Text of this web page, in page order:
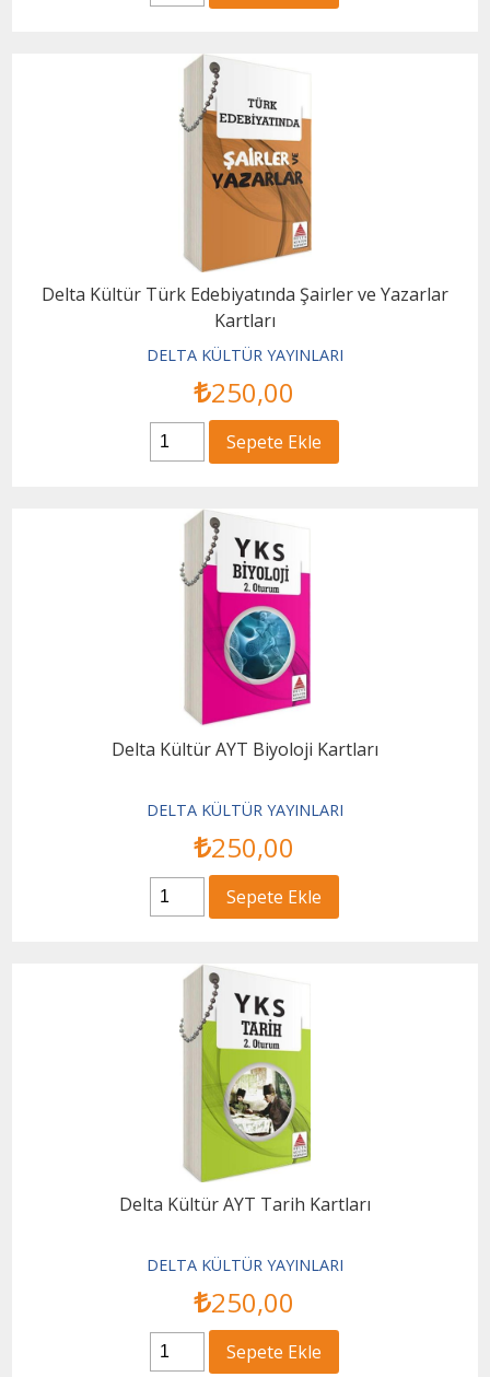
Delta Kültür Türk Edebiyatında Şairler ve Yazarlar
Kartları
DELTA KÜLTÜR YAYINLARI
250,00
Sepete Ekle
Delta Kültür AYT Biyoloji Kartları
DELTA KÜLTÜR YAYINLARI
250,00
Sepete Ekle
Delta Kültür AYT Tarih Kartları
DELTA KÜLTÜR YAYINLARI
250,00
Sepete Ekle